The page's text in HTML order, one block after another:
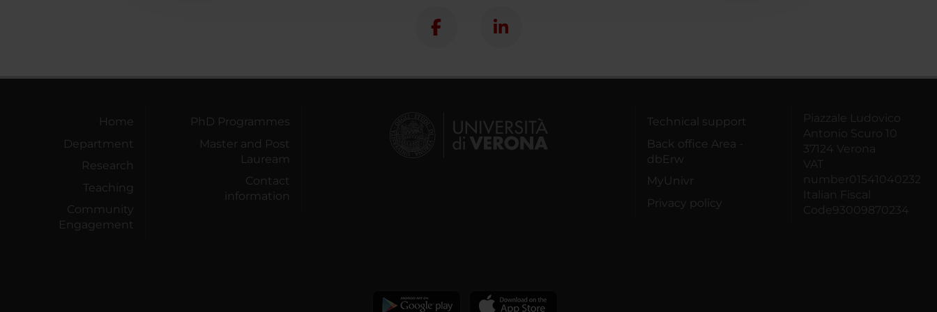
Home
Department
Research
Teaching
Community
Engagement
PhD Programmes
Master and Post
Lauream
Contact
information
Technical support
Back office Area -
dbErw
MyUnivr
Privacy policy
Piazzale Ludovico
Antonio Scuro 10
37124 Verona
VAT
number01541040232
Italian Fiscal
Code93009870234